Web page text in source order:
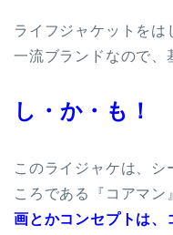
ライフジャケットをは
一流ブランドなので、
し・か・も！
このライジャケは、
ころである『コアマ
画とかコンセプトは